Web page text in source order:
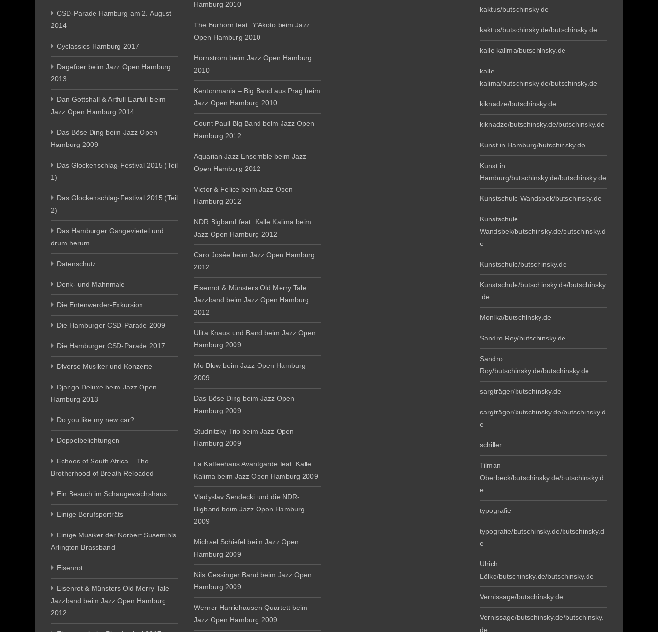
CSD-Parade Hamburg am 2. August
2014
Cyclassics Hamburg 2017
Dagefoer beim Jazz Open Hamburg
2013
Dan Gottshall & Artfull Earfull beim
Jazz Open Hamburg 2014
Das Böse Ding beim Jazz Open
Hamburg 2009
Das Glockenschlag-Festival 2015 (Teil
1)
Das Glockenschlag-Festival 2015 (Teil
2)
Das Hamburger Gängeviertel und
drum herum
Datenschutz
Denk- und Mahnmale
Die Entenwerder-Exkursion
Die Hamburger CSD-Parade 2009
Die Hamburger CSD-Parade 2017
Diverse Musiker und Konzerte
Django Deluxe beim Jazz Open
Hamburg 2013
Do you like my new car?
Doppelbelichtungen
Echoes of South Africa – The
Brotherhood of Breath Reloaded
Ein Besuch im Schaugewächshaus
Einige Berufsporträts
Einige Musiker der Norbert Susemihls
Arlington Brassband
Eisenrot
Eisenrot & Münsters Old Merry Tale
Jazzband beim Jazz Open Hamburg
2012
Hamburg 2010
The Burhorn feat. Y’Akoto beim Jazz
Open Hamburg 2010
Hornstrom beim Jazz Open Hamburg
2010
Kentonmania – Big Band aus Prag beim
Jazz Open Hamburg 2010
Count Pauli Big Band beim Jazz Open
Hamburg 2012
Aquarian Jazz Ensemble beim Jazz
Open Hamburg 2012
Victor & Felice beim Jazz Open
Hamburg 2012
NDR Bigband feat. Kalle Kalima beim
Jazz Open Hamburg 2012
Caro Josée beim Jazz Open Hamburg
2012
Eisenrot & Münsters Old Merry Tale
Jazzband beim Jazz Open Hamburg
2012
Ulita Knaus und Band beim Jazz Open
Hamburg 2009
Mo Blow beim Jazz Open Hamburg
2009
Das Böse Ding beim Jazz Open
Hamburg 2009
Studnitzky Trio beim Jazz Open
Hamburg 2009
La Kaffeehaus Avantgarde feat. Kalle
Kalima beim Jazz Open Hamburg 2009
Vladyslav Sendecki und die NDR-
Bigband beim Jazz Open Hamburg
2009
Michael Schiefel beim Jazz Open
Hamburg 2009
Nils Gessinger Band beim Jazz Open
Hamburg 2009
Werner Harriehausen Quartett beim
Jazz Open Hamburg 2009
kaktus/butschinsky.de
kaktus/butschinsky.de/butschinsky.de
kalle kalima/butschinsky.de
kalle
kalima/butschinsky.de/butschinsky.de
kiknadze/butschinsky.de
kiknadze/butschinsky.de/butschinsky.de
Kunst in Hamburg/butschinsky.de
Kunst in
Hamburg/butschinsky.de/butschinsky.de
Kunstschule Wandsbek/butschinsky.de
Kunstschule
Wandsbek/butschinsky.de/butschinsky.d
e
Kunstschule/butschinsky.de
Kunstschule/butschinsky.de/butschinsky
.de
Monika/butschinsky.de
Sandro Roy/butschinsky.de
Sandro
Roy/butschinsky.de/butschinsky.de
sargträger/butschinsky.de
sargträger/butschinsky.de/butschinsky.d
e
schiller
Tilman
Oberbeck/butschinsky.de/butschinsky.d
e
typografie
typografie/butschinsky.de/butschinsky.d
e
Ulrich
Lölke/butschinsky.de/butschinsky.de
Vernissage/butschinsky.de
Vernissage/butschinsky.de/butschinsky.
de